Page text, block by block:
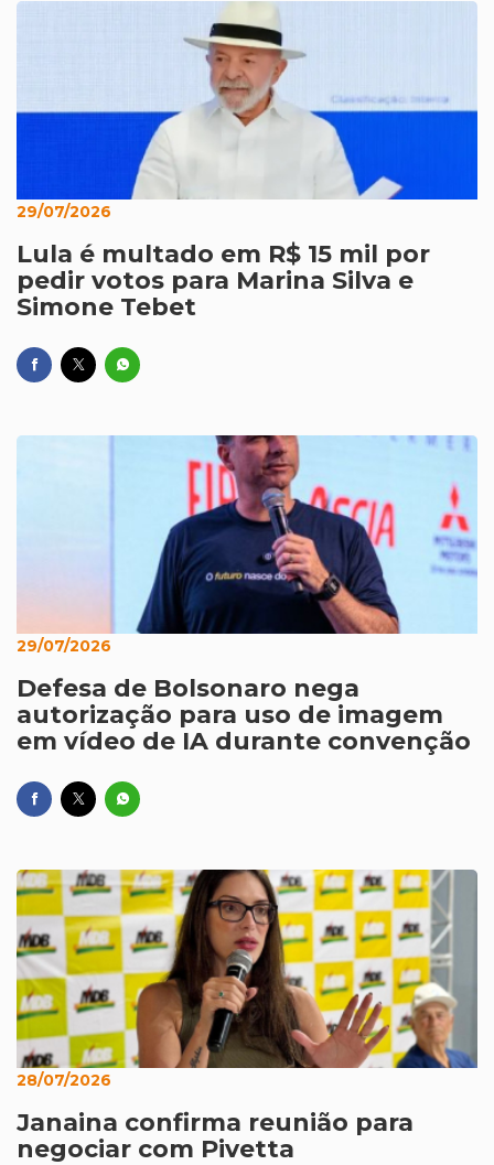
29/07/2026
Lula é multado em R$ 15 mil por
pedir votos para Marina Silva e
Simone Tebet
29/07/2026
Defesa de Bolsonaro nega
autorização para uso de imagem
em vídeo de IA durante convenção
28/07/2026
Janaina confirma reunião para
negociar com Pivetta